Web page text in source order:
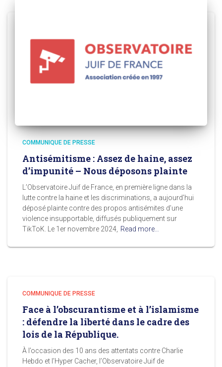
COMMUNIQUE DE PRESSE
Antisémitisme : Assez de haine, assez
d’impunité – Nous déposons plainte
L’Observatoire Juif de France, en première ligne dans la
lutte contre la haine et les discriminations, a aujourd’hui
déposé plainte contre des propos antisémites d’une
violence insupportable, diffusés publiquement sur
TikToK. Le 1er novembre 2024, Read more…
COMMUNIQUE DE PRESSE
Face à l’obscurantisme et à l’islamisme
: défendre la liberté dans le cadre des
lois de la République.
À l’occasion des 10 ans des attentats contre Charlie
Hebdo et l’Hyper Cacher, l’Observatoire Juif de